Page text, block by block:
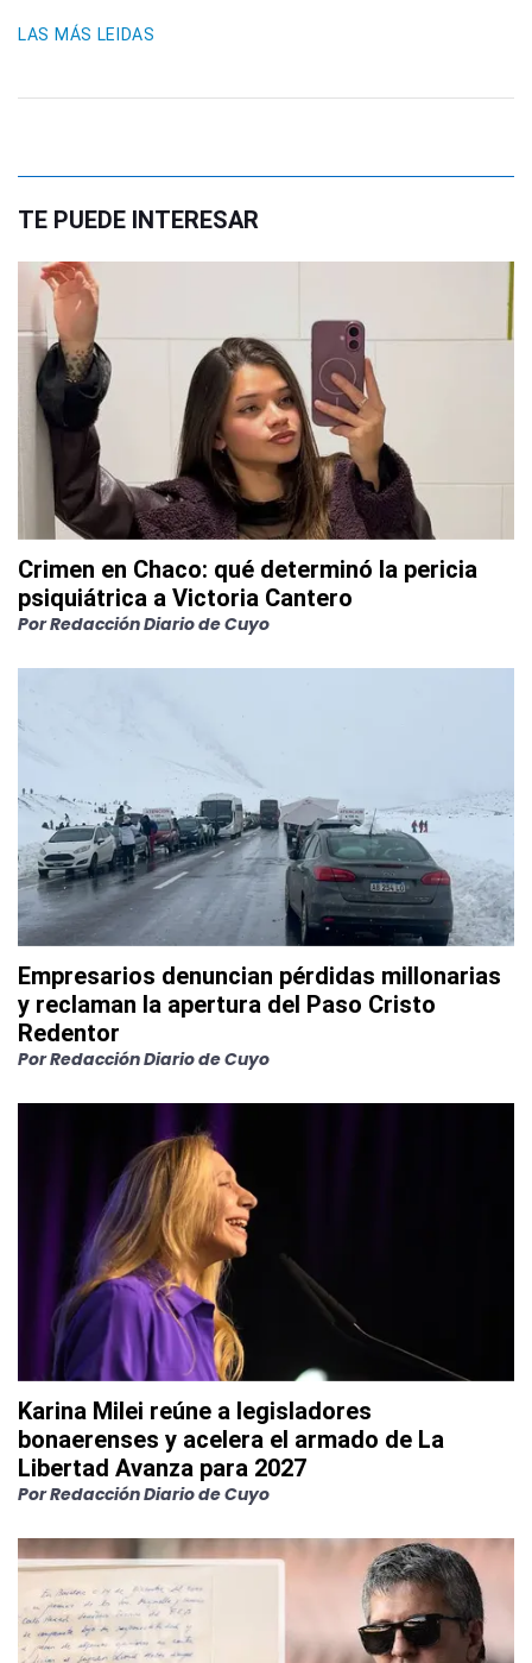
LAS MÁS LEIDAS
TE PUEDE INTERESAR
Crimen en Chaco: qué determinó la pericia
psiquiátrica a Victoria Cantero
PorRedacción Diario de Cuyo
Empresarios denuncian pérdidas millonarias
y reclaman la apertura del Paso Cristo
Redentor
PorRedacción Diario de Cuyo
Karina Milei reúne a legisladores
bonaerenses y acelera el armado de La
Libertad Avanza para 2027
PorRedacción Diario de Cuyo